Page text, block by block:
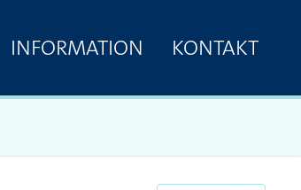
INFORMATION KONTAKT